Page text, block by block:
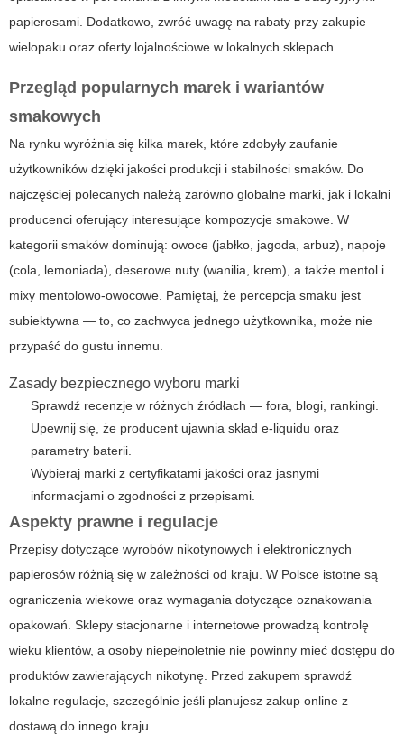
papierosami. Dodatkowo, zwróć uwagę na rabaty przy zakupie
wielopaku oraz oferty lojalnościowe w lokalnych sklepach.
Przegląd popularnych marek i wariantów
smakowych
Na rynku wyróżnia się kilka marek, które zdobyły zaufanie
użytkowników dzięki jakości produkcji i stabilności smaków. Do
najczęściej polecanych należą zarówno globalne marki, jak i lokalni
producenci oferujący interesujące kompozycje smakowe. W
kategorii smaków dominują: owoce (jabłko, jagoda, arbuz), napoje
(cola, lemoniada), deserowe nuty (wanilia, krem), a także mentol i
mixy mentolowo-owocowe. Pamiętaj, że percepcja smaku jest
subiektywna — to, co zachwyca jednego użytkownika, może nie
przypaść do gustu innemu.
Zasady bezpiecznego wyboru marki
Sprawdź recenzje w różnych źródłach — fora, blogi, rankingi.
Upewnij się, że producent ujawnia skład e-liquidu oraz
parametry baterii.
Wybieraj marki z certyfikatami jakości oraz jasnymi
informacjami o zgodności z przepisami.
Aspekty prawne i regulacje
Przepisy dotyczące wyrobów nikotynowych i elektronicznych
papierosów różnią się w zależności od kraju. W Polsce istotne są
ograniczenia wiekowe oraz wymagania dotyczące oznakowania
opakowań. Sklepy stacjonarne i internetowe prowadzą kontrolę
wieku klientów, a osoby niepełnoletnie nie powinny mieć dostępu do
produktów zawierających nikotynę. Przed zakupem sprawdź
lokalne regulacje, szczególnie jeśli planujesz zakup online z
dostawą do innego kraju.